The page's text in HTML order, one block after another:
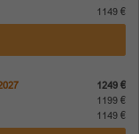
1149 €
1249 €
1199 €
1149 €